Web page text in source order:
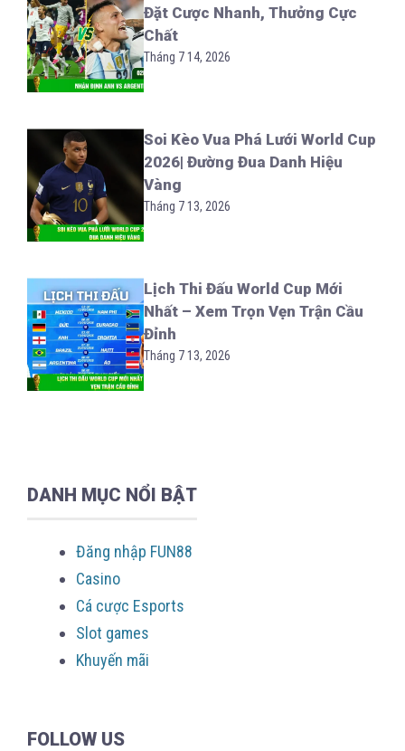
Đặt Cược Nhanh, Thưởng Cực
Chất
Tháng 7 14, 2026
Soi Kèo Vua Phá Lưới World Cup
2026| Đường Đua Danh Hiệu
Vàng
Tháng 7 13, 2026
Lịch Thi Đấu World Cup Mới
Nhất – Xem Trọn Vẹn Trận Cầu
Đỉnh
Tháng 7 13, 2026
DANH MỤC NỔI BẬT
Đăng nhập FUN88
Casino
Cá cược Esports
Slot games
Khuyến mãi
FOLLOW US